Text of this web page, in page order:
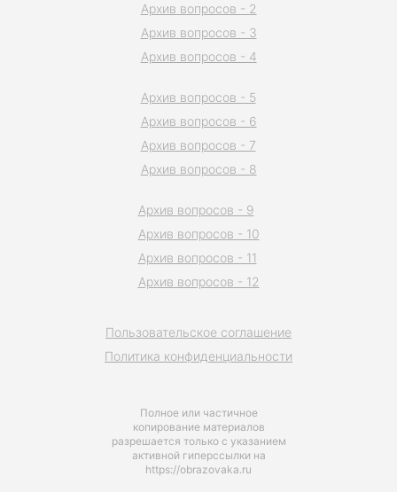
Полное или частичное
копирование материалов
разрешается только с указанием
активной гиперссылки на
https://obrazovaka.ru
Пользовательское соглашение
Политика конфиденциальности
Архив вопросов - 2
Архив вопросов - 3
Архив вопросов - 4
Архив вопросов - 5
Архив вопросов - 6
Архив вопросов - 7
Архив вопросов - 8
Архив вопросов - 9
Архив вопросов - 10
Архив вопросов - 11
Архив вопросов - 12